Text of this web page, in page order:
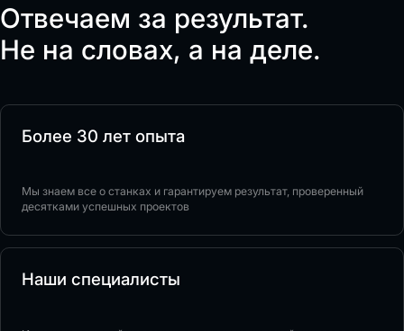
Отвечаем за результат.
Не на словах, а на деле.
Более 30 лет опыта
Мы знаем все о станках и гарантируем результат, проверенный
десятками успешных проектов
Наши специалисты